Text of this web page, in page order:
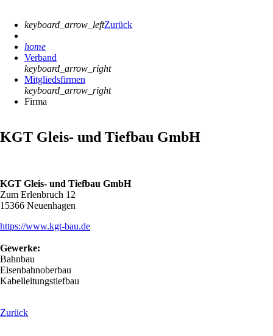
keyboard_arrow_leftZurück
home
Verband
keyboard_arrow_right
Mitgliedsfirmen
keyboard_arrow_right
Firma
KGT Gleis- und Tiefbau GmbH
KGT Gleis- und Tiefbau GmbH
Zum Erlenbruch 12
15366 Neuenhagen
https://www.kgt-bau.de
Gewerke:
Bahnbau
Eisenbahnoberbau
Kabelleitungstiefbau
Zurück